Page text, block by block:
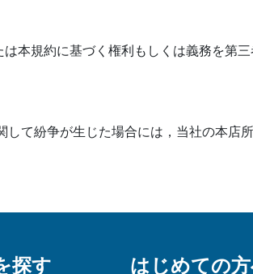
本規約に基づく権利もしくは義務を第
て紛争が生じた場合には，当社の本店
探す はじめての